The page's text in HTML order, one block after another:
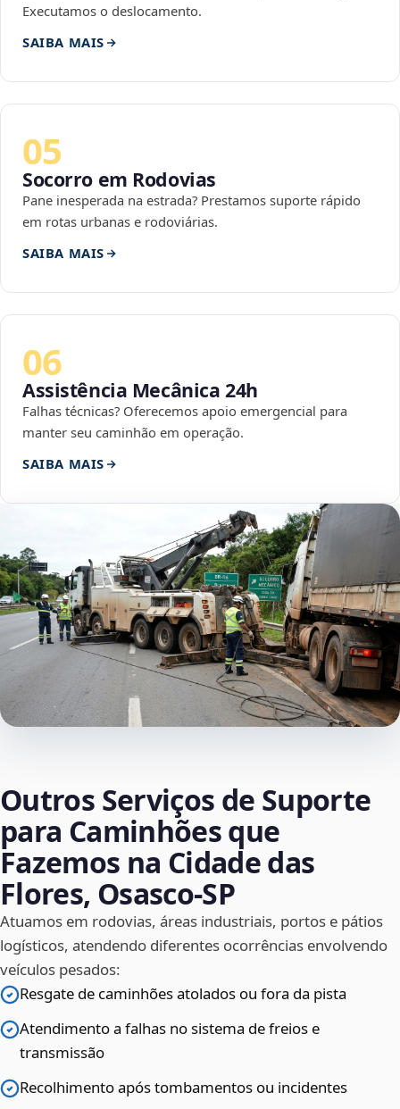
Executamos o deslocamento.
SAIBA MAIS
05
Socorro em Rodovias
Pane inesperada na estrada? Prestamos suporte rápido
em rotas urbanas e rodoviárias.
SAIBA MAIS
06
Assistência Mecânica 24h
Falhas técnicas? Oferecemos apoio emergencial para
manter seu caminhão em operação.
SAIBA MAIS
Outros Serviços de Suporte
para Caminhões que
Fazemos na Cidade das
Flores, Osasco‑SP
Atuamos em rodovias, áreas industriais, portos e pátios
logísticos, atendendo diferentes ocorrências envolvendo
veículos pesados:
Resgate de caminhões atolados ou fora da pista
Atendimento a falhas no sistema de freios e
transmissão
Recolhimento após tombamentos ou incidentes